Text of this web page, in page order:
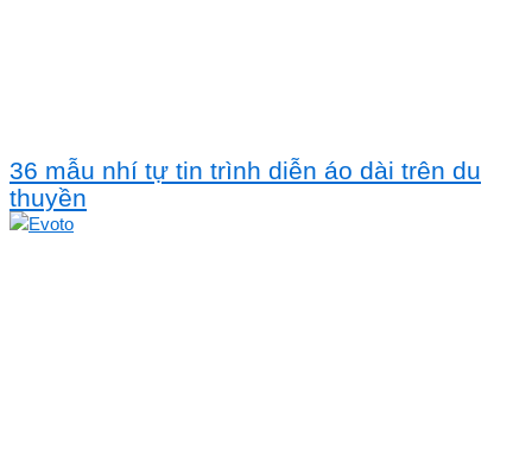
36 mẫu nhí tự tin trình diễn áo dài trên du
thuyền